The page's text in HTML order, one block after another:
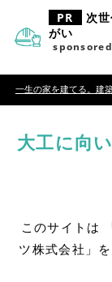
次
がい
sponsored
一生の家を建てる。建
大工に向
このサイトは
ツ株式会社」